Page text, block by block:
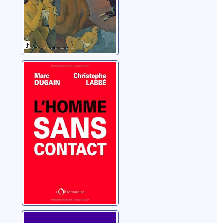
L'homme sans
contact
Dugain, Marc